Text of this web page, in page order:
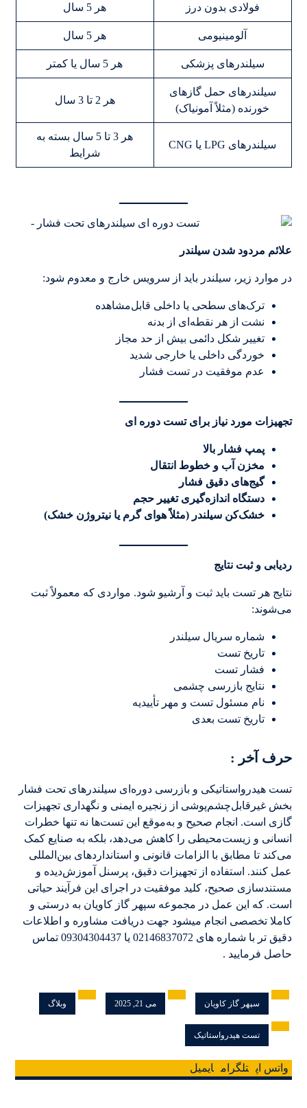
فولادی بدون درز هر 5 سال
آلومینیومی هر 5 سال
سیلندرهای پزشکی هر 5 سال یا کمتر
سیلندرهای حمل گازهای
خورنده (مثلاً آمونیاک)
هر 2 تا 3 سال
سیلندرهای LPG یا CNG
هر 3 تا 5 سال بسته به
شرایط
علائم مردود شدن سیلندر
در موارد زیر، سیلندر باید از سرویس خارج و معدوم شود:
ترک‌های سطحی یا داخلی قابل‌مشاهده
نشت از هر نقطه‌ای از بدنه
تغییر شکل دائمی بیش از حد مجاز
خوردگی داخلی یا خارجی شدید
عدم موفقیت در تست فشار
تجهیزات مورد نیاز برای تست دوره ای
پمپ فشار بالا
مخزن آب و خطوط انتقال
گیج‌های دقیق فشار
دستگاه اندازه‌گیری تغییر حجم
خشک‌کن سیلندر (مثلاً هوای گرم یا نیتروژن خشک)
ردیابی و ثبت نتایج
نتایج هر تست باید ثبت و آرشیو شود. مواردی که معمولاً ثبت
می‌شوند:
شماره سریال سیلندر
تاریخ تست
فشار تست
نتایج بازرسی چشمی
نام مسئول تست و مهر تأییدیه
تاریخ تست بعدی
حرف آخر :
تست هیدرواستاتیکی و بازرسی دوره‌ای سیلندرهای تحت فشار
بخش غیرقابل‌چشم‌پوشی از زنجیره ایمنی و نگهداری تجهیزات
گازی است. انجام صحیح و به‌موقع این تست‌ها نه تنها خطرات
انسانی و زیست‌محیطی را کاهش می‌دهد، بلکه به صنایع کمک
می‌کند تا مطابق با الزامات قانونی و استانداردهای بین‌المللی
عمل کنند. استفاده از تجهیزات دقیق، پرسنل آموزش‌دیده و
مستندسازی صحیح، کلید موفقیت در اجرای این فرآیند حیاتی
است. که این عمل در مجموعه سپهر گاز کاویان به درستی و
کاملا تخصصی انجام میشود جهت دریافت مشاوره و اطلاعات
دقیق تر با شماره های 02146837072 یا 09304304437 تماس
حاصل فرمایید .
سپهر گاز کاویان می 21, 2025 وبلاگ
تست هیدرواستاتیک
واتس اپ تلگرام ایمیل